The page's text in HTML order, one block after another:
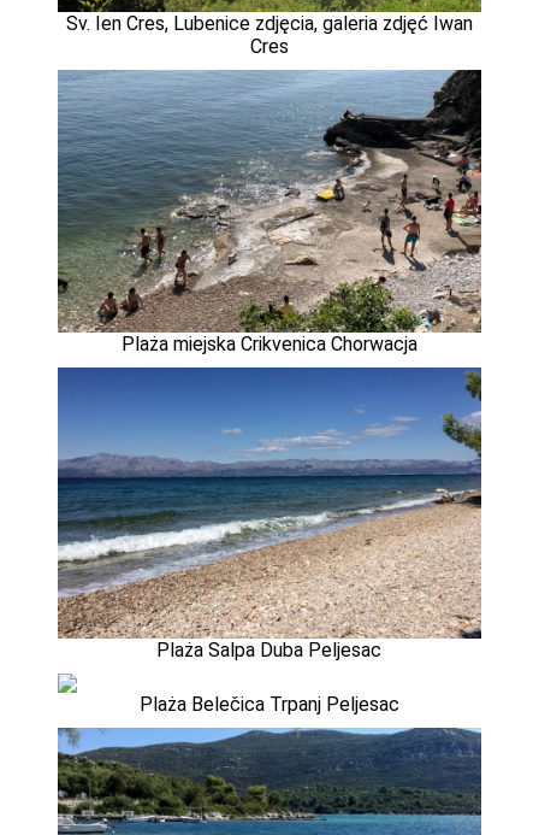
Sv. Ien Cres, Lubenice zdjęcia, galeria zdjęć Iwan
Cres
Plaża miejska Crikvenica Chorwacja
Plaża Salpa Duba Peljesac
Plaża Belečica Trpanj Peljesac